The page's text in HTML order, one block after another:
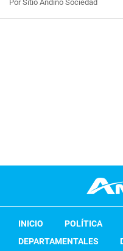
Por Sitio Andino Sociedad
INICIO POLÍTICA
DEPARTAMENTALES